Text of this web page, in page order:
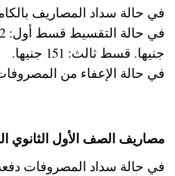
في حالة سداد المصاريف بالكامل : 505
جنيها. قسط ثالث: 151 جنيها.
في حالة الإعفاء من المصروفات: 50.90
مصاريف الصف الأول الثانوي الفني
في حالة سداد المصروفات دفعة كاملة: